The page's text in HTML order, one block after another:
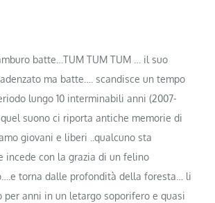
batte…TUM TUM TUM … il suo
ma batte…. scandisce un tempo
lungo 10 interminabili anni (2007-
suono ci riporta antiche memorie di
giovani e liberi ..qualcuno sta
incede con la grazia di un felino
torna dalle profondità della foresta… li
per anni in un letargo soporifero e quasi